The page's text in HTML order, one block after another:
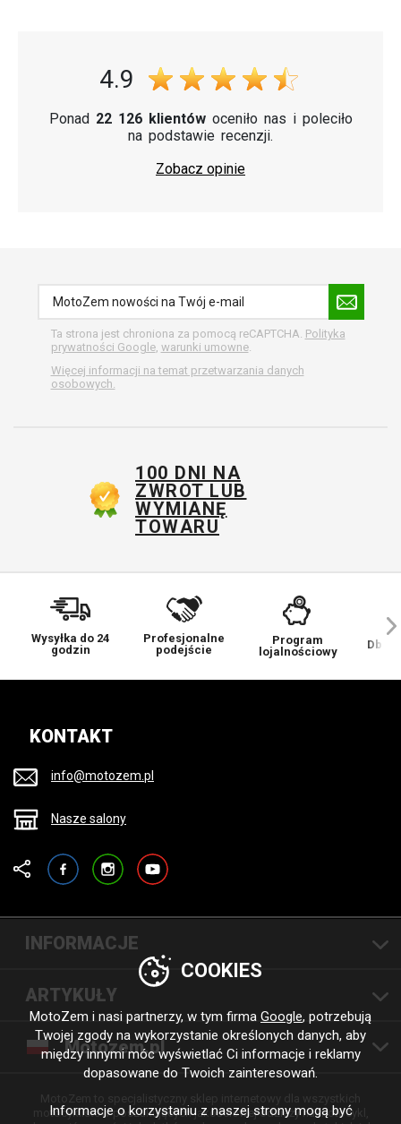
4.9
Ponad 22 126 klientówoceniło nas i poleciło
na podstawie recenzji.
Zobacz opinie
Ta strona jest chroniona za pomocą reCAPTCHA. Polityka
prywatności Google, warunki umowne.
Więcej informacji na temat przetwarzania danych
osobowych.
100 DNI NA
ZWROT LUB
WYMIANĘ
TOWARU
Wysyłka do 24
godzin
Profesjonalne
podejście
Program
lojalnościowy
KONTAKT
info@motozem.pl
Nasze salony
FacebookInstagramYouTube
INFORMACJE
ARTYKUŁY
Motozem.pl
motocyklistów poszukujących jakościowej odzieży na motocykl,
COOKIES
MotoZem i nasi partnerzy, w tym firma Google, potrzebują
Twojej zgody na wykorzystanie określonych danych, aby
między innymi móc wyświetlać Ci informacje i reklamy
dopasowane do Twoich zainteresowań.
Informacje o korzystaniu z naszej strony mogą być